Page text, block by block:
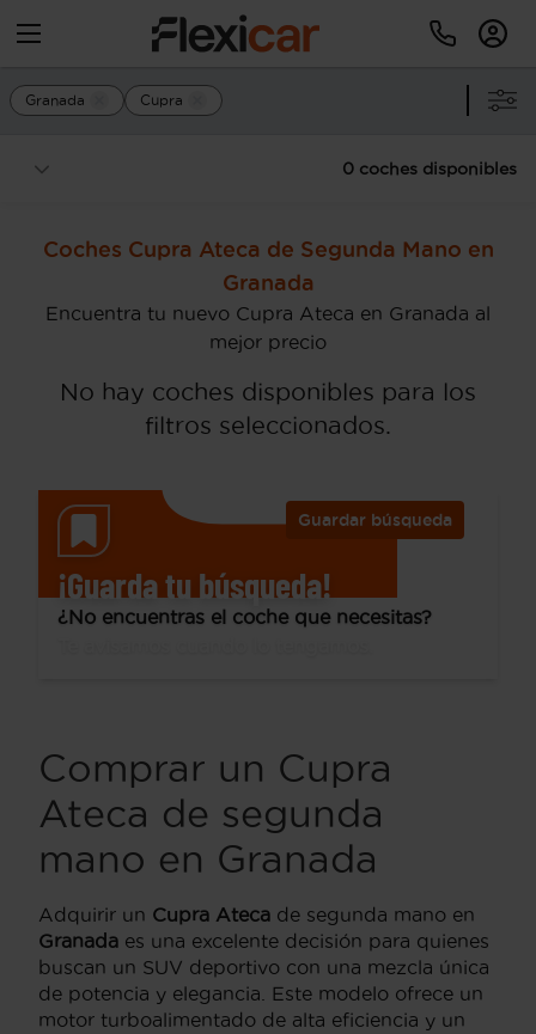
Granada Cupra
0 coches disponibles
Coches Cupra Ateca de Segunda Mano en
Granada
Encuentra tu nuevo Cupra Ateca en Granada al
mejor precio
No hay coches disponibles para los
filtros seleccionados.
Guardar búsqueda
¡Guarda tu búsqueda!
¿No encuentras el coche que necesitas?
Comprar un Cupra
Ateca de segunda
mano en Granada
Adquirir un Cupra Ateca de segunda mano en
Granada es una excelente decisión para quienes
buscan un SUV deportivo con una mezcla única
de potencia y elegancia. Este modelo ofrece un
motor turboalimentado de alta eficiencia y un